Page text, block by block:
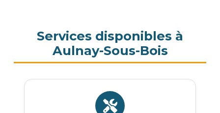
Services disponibles à
Aulnay-Sous-Bois